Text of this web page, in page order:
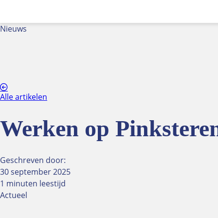
Nieuws
Alle artikelen
Werken op
Geschreven door:
30 september 2025
1 minuten leestijd
Actueel